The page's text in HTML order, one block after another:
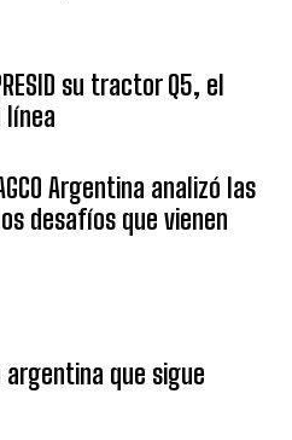
su tractor Q5, el
línea
Argentina analizó las
desafíos que vienen
que sigue